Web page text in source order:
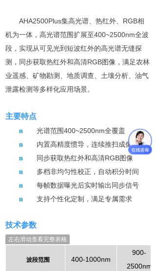
AHA2500Plus集高光谱、热红外、RGB相
机为一体，高光谱范围扩展至400~2500nm全波
段，实现从可见光到短波红外的高光谱无缝探
测，同步获取热红外和高清RGB图像，满足农林
业遥感、矿物勘测、地质调查、土壤分析、油气
泄露检测等多样化应用场景。
主要特点
n 光谱范围400~2500nm全覆盖
n 内置高精度惯导，连续推扫成像
n 同步获取热红外和高清RGB图像
n 多档非均匀性校正，自动积分时间
n 每帧数据曝光后实时输出同步信号
n 支持个性化定制，满足专属需求
技术参数
左右滑动查看完整表格
波段范围 400-1000nm
900-
2500nm